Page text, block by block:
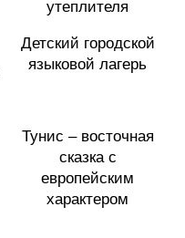
утеплителя
Детский городской
языковой лагерь
Тунис – восточная
сказка с
европейским
характером